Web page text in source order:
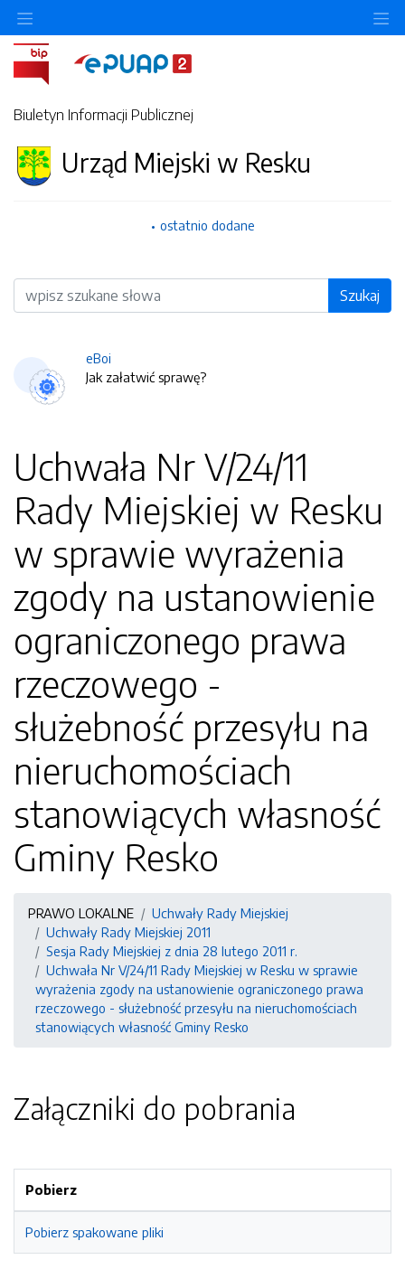
Biuletyn Informacji Publicznej
Urząd Miejski w Resku
ostatnio dodane
Wyszukiwarka Szukaj
eBoi
Jak załatwić sprawę?
Uchwała Nr V/24/11
Rady Miejskiej w Resku
w sprawie wyrażenia
zgody na ustanowienie
ograniczonego prawa
rzeczowego -
służebność przesyłu na
nieruchomościach
stanowiących własność
Gminy Resko
PRAWO LOKALNE
Uchwały Rady Miejskiej
Uchwały Rady Miejskiej 2011
Sesja Rady Miejskiej z dnia 28 lutego 2011 r.
Uchwała Nr V/24/11 Rady Miejskiej w Resku w sprawie
wyrażenia zgody na ustanowienie ograniczonego prawa
rzeczowego - służebność przesyłu na nieruchomościach
stanowiących własność Gminy Resko
Załączniki do pobrania
Pobierz
Pobierz spakowane pliki